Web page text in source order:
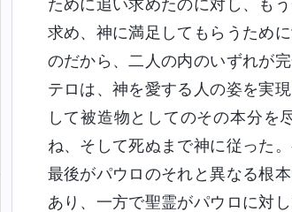
ために追い求めたのに対し、も
求め、神に満足してもらうため
のだから、二人の内のいずれが
テロは、神を愛する人の姿を実
して被造物としてのその本分を
ね、そして死ぬまで神に従った
最後がパウロのそれと異なる根
あり、一方で聖霊がパウロに対